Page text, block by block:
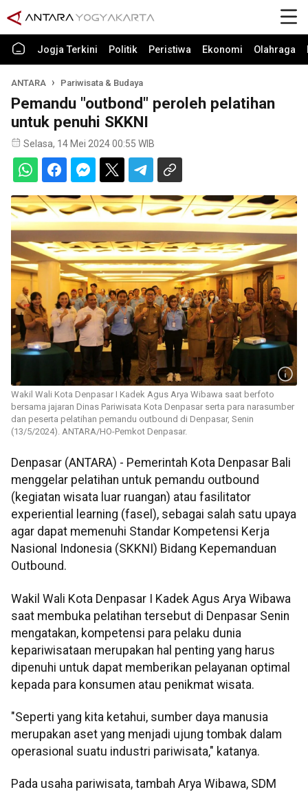
Jogja Terkini Politik Peristiwa Ekonomi Olahraga
ANTARA Pariwisata & Budaya
Pemandu "outbond" peroleh pelatihan
untuk penuhi SKKNI
Selasa, 14 Mei 2024 00:55 WIB
Wakil Wali Kota Denpasar I Kadek Agus Arya Wibawa saat berfoto
bersama jajaran Dinas Pariwisata Kota Denpasar serta para narasumber
dan peserta pelatihan pemandu outbound di Denpasar, Senin
(13/5/2024). ANTARA/HO-Pemkot Denpasar.
Denpasar (ANTARA) - Pemerintah Kota Denpasar Bali
menggelar pelatihan untuk pemandu outbound
(kegiatan wisata luar ruangan) atau fasilitator
experiential learning (fasel), sebagai salah satu upaya
agar dapat memenuhi Standar Kompetensi Kerja
Nasional Indonesia (SKKNI) Bidang Kepemanduan
Outbound.
Wakil Wali Kota Denpasar I Kadek Agus Arya Wibawa
saat membuka pelatihan tersebut di Denpasar Senin
mengatakan, kompetensi para pelaku dunia
kepariwisataan merupakan hal penting yang harus
dipenuhi untuk dapat memberikan pelayanan optimal
kepada para konsumen atau penikmat wisata.
"Seperti yang kita ketahui, sumber daya manusia
merupakan aset yang menjadi ujung tombak dalam
operasional suatu industri pariwisata," katanya.
Pada usaha pariwisata, tambah Arya Wibawa, SDM